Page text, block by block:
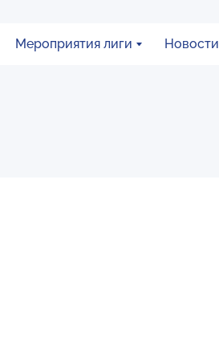
Мероприятия лиги Новости